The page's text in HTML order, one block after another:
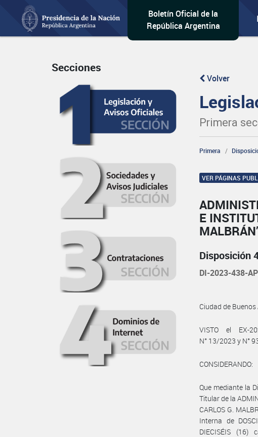
Boletín Oficial de la
República Argentina
Secciones
Volver
Primera
Primera
VER PÁGINAS
E
Disposición
DI-2023-438-
Ciudad de
VISTO el EX-
N° 13/2023 y N°
CONSIDERANDO:
Que mediante la
Titular de la
CARLOS G.
Interna de
DIECISÉIS (16)